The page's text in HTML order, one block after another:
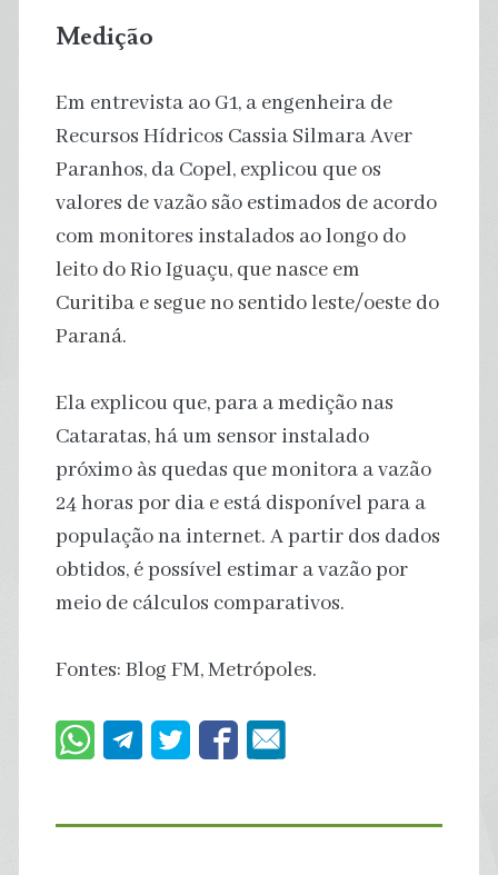
Medição
Em entrevista ao G1, a engenheira de
Recursos Hídricos Cassia Silmara Aver
Paranhos, da Copel, explicou que os
valores de vazão são estimados de acordo
com monitores instalados ao longo do
leito do Rio Iguaçu, que nasce em
Curitiba e segue no sentido leste/oeste do
Paraná.
Ela explicou que, para a medição nas
Cataratas, há um sensor instalado
próximo às quedas que monitora a vazão
24 horas por dia e está disponível para a
população na internet. A partir dos dados
obtidos, é possível estimar a vazão por
meio de cálculos comparativos.
Fontes: Blog FM, Metrópoles.